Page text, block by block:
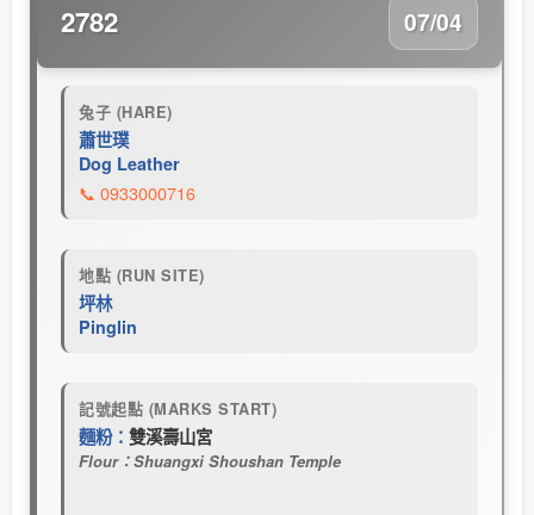
2782 07/04
兔子 (HARE)
蕭世璞
Dog Leather
📞 0933000716
地點 (RUN SITE)
坪林
Pinglin
記號起點 (MARKS START)
麵粉： 雙溪壽山宮
Flour：Shuangxi Shoushan Temple